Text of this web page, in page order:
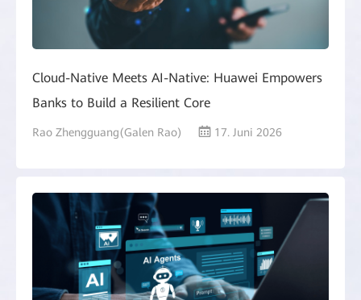
Cloud-Native Meets AI-Native: Huawei Empowers
Banks to Build a Resilient Core
Rao Zhengguang(Galen Rao) 17. Juni 2026